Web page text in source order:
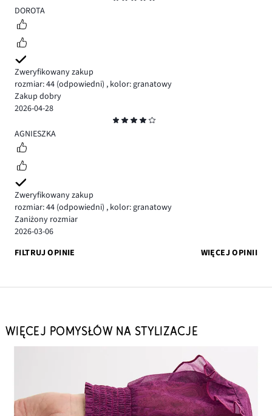
5
DOROTA
Zweryfikowany zakup
rozmiar: 44 (odpowiedni) , kolor: granatowy
Zakup dobry
2026-04-28
4
AGNIESZKA
Zweryfikowany zakup
rozmiar: 44 (odpowiedni) , kolor: granatowy
Zaniżony rozmiar
2026-03-06
FILTRUJ OPINIE
WIĘCEJ OPINII
WIĘCEJ POMYSŁÓW NA STYLIZACJE